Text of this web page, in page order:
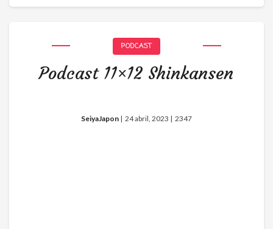
PODCAST
Podcast 11×12 Shinkansen
SeiyaJapon | 24 abril, 2023 | 2347